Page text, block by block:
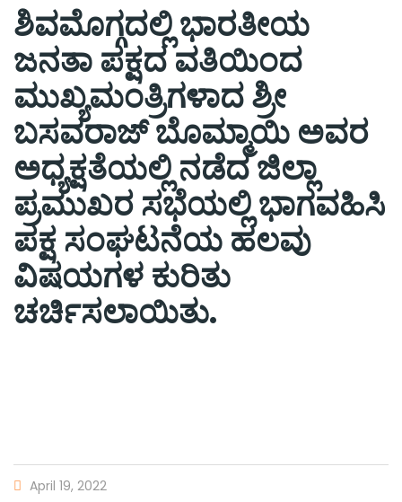
ಶಿವಮೊಗ್ಗದಲ್ಲಿ ಭಾರತೀಯ
ಜನತಾ ಪಕ್ಷದ ವತಿಯಿಂದ
ಮುಖ್ಯಮಂತ್ರಿಗಳಾದ ಶ್ರೀ
ಬಸವರಾಜ್ ಬೊಮ್ಮಾಯಿ ಅವರ
ಅಧ್ಯಕ್ಷತೆಯಲ್ಲಿ ನಡೆದ ಜಿಲ್ಲಾ
ಪ್ರಮುಖರ ಸಭೆಯಲ್ಲಿ ಭಾಗವಹಿಸಿ
ಪಕ್ಷ ಸಂಘಟನೆಯ ಹಲವು
ವಿಷಯಗಳ ಕುರಿತು
ಚರ್ಚಿಸಲಾಯಿತು.
April 19, 2022